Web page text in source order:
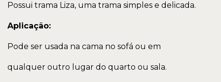
Possui trama Liza, uma trama simples e delicada.
Aplicação:
Pode ser usada na cama no sofá ou em
qualquer outro lugar do quarto ou sala.